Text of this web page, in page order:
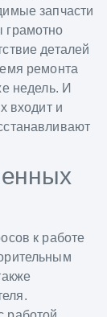
запчасти
грамотно
деталей
ремонта
недель. И
входит и
к работе